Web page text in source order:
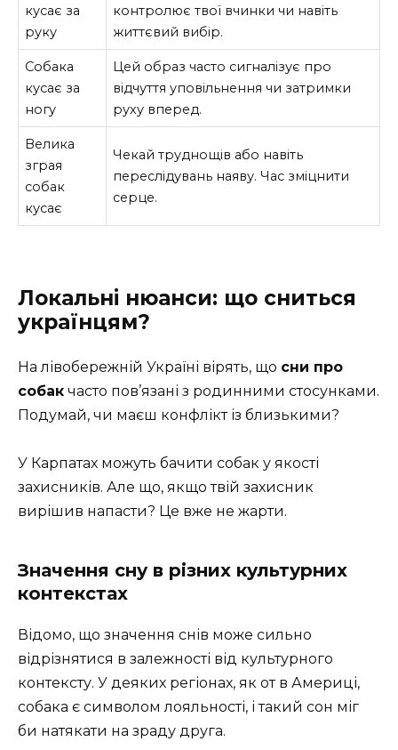
кусає за
руку
контролює твої вчинки чи навіть
життєвий вибір.
Собака
кусає за
ногу
Цей образ часто сигналізує про
відчуття уповільнення чи затримки
руху вперед.
Велика
зграя
собак
кусає
Чекай труднощів або навіть
переслідувань наяву. Час зміцнити
серце.
Локальні нюанси: що сниться
українцям?
На лівобережній Україні вірять, що сни про
собак часто пов’язані з родинними стосунками.
Подумай, чи маєш конфлікт із близькими?
У Карпатах можуть бачити собак у якості
захисників. Але що, якщо твій захисник
вирішив напасти? Це вже не жарти.
Значення сну в різних культурних
контекстах
Відомо, що значення снів може сильно
відрізнятися в залежності від культурного
контексту. У деяких регіонах, як от в Америці,
собака є символом лояльності, і такий сон міг
би натякати на зраду друга.